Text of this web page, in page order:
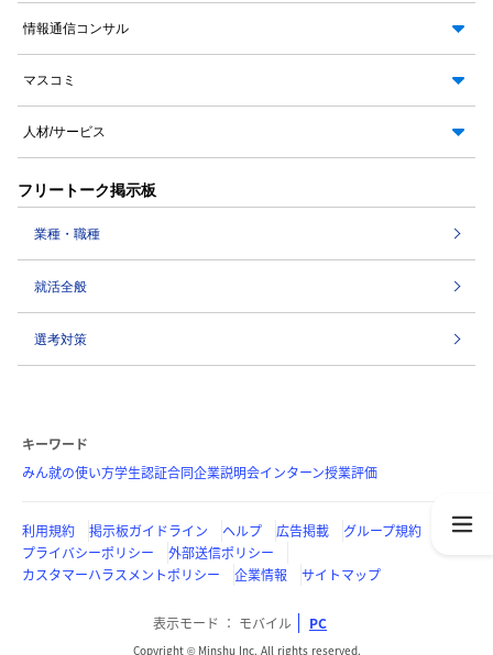
情報通信コンサル
マスコミ
人材/サービス
フリートーク掲示板
業種・職種
就活全般
選考対策
キーワード
みん就の使い方学生認証合同企業説明会インターン授業評価
利用規約 掲示板ガイドライン ヘルプ 広告掲載
グループ規約
プライバシーポリシー
外部送信ポリシー
カスタマーハラスメントポリシー
企業情報 サイトマップ
表示モード モバイル PC
Copyright © Minshu Inc. All rights reserved.